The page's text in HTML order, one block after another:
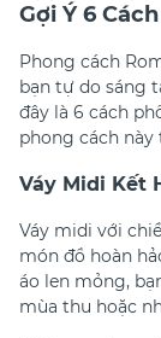
Gợi Ý 6
Phong cách
bạn tự do sáng
đây là 6 cách
phong cách
Váy Midi Kết
Váy midi với
món đồ hoàn
áo len mỏng,
mùa thu hoặc